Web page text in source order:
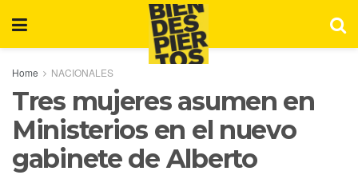
Home NACIONALES
Tres mujeres asumen en
Ministerios en el nuevo
gabinete de Alberto